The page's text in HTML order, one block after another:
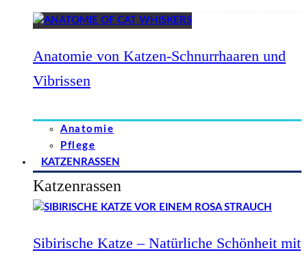
Anatomie von Katzen-Schnurrhaaren und
Vibrissen
Anatomie
Pflege
KATZENRASSEN
Katzenrassen
Sibirische Katze – Natürliche Schönheit mit